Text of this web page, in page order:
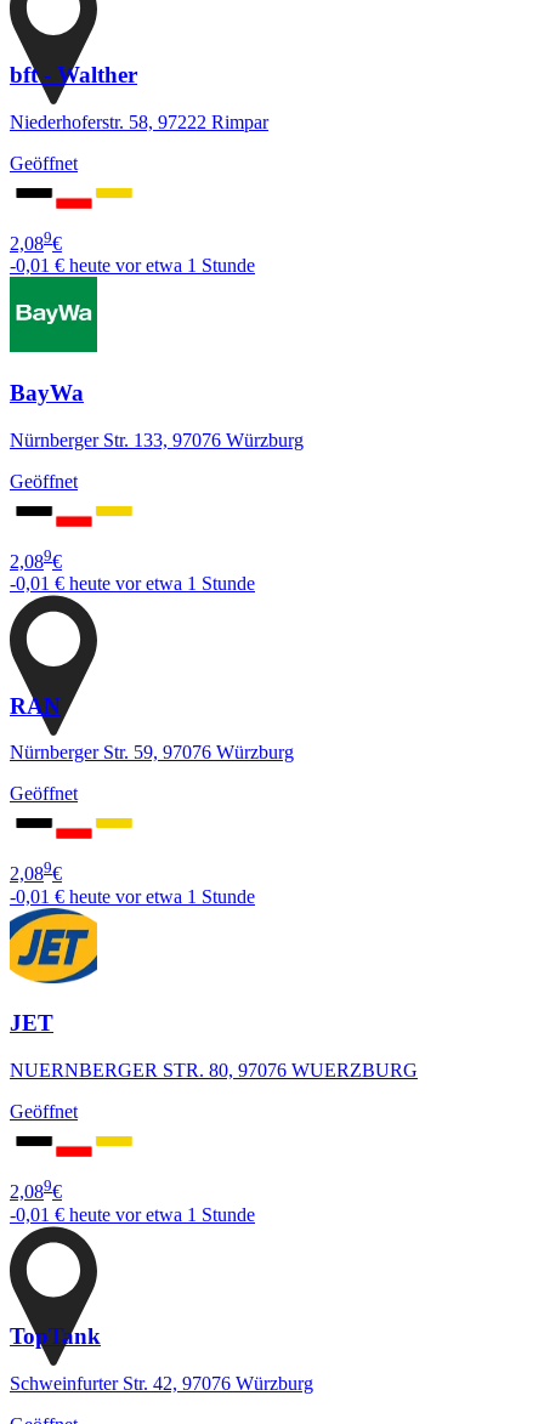
bft - Walther
Niederhoferstr. 58, 97222 Rimpar
Geöffnet
2,089€
-0,01 € heute vor etwa 1 Stunde
BayWa
Nürnberger Str. 133, 97076 Würzburg
Geöffnet
2,089€
-0,01 € heute vor etwa 1 Stunde
RAN
Nürnberger Str. 59, 97076 Würzburg
Geöffnet
2,089€
-0,01 € heute vor etwa 1 Stunde
JET
NUERNBERGER STR. 80, 97076 WUERZBURG
Geöffnet
2,089€
-0,01 € heute vor etwa 1 Stunde
TopTank
Schweinfurter Str. 42, 97076 Würzburg